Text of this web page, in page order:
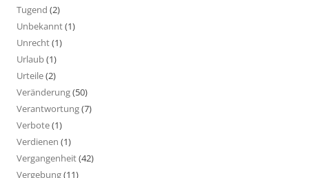
Tugend (2)
Unbekannt(1)
Unrecht(1)
Urlaub(1)
Urteile(2)
Veränderung(50)
Verantwortung(7)
Verbote(1)
Verdienen (1)
Vergangenheit(42)
Vergebung(11)